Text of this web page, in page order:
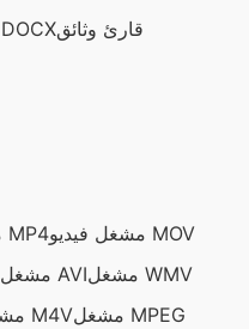
قارئ DOCXقارئ وثائق
مشغل MP4
مشغل فيديو MOV
مشغل AVI
مشغل WMV
مشغل ملفات M4V
مشغل MPEG